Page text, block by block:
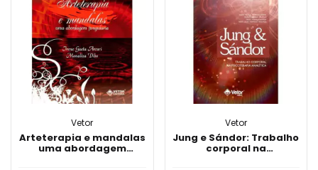
Vetor
Arteterapia e mandalas
uma abordagem
Vetor
Jung e Sándor: Trabalho
corporal na